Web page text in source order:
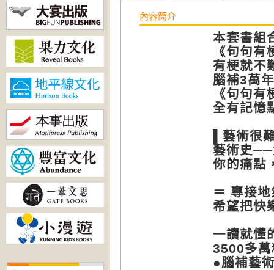
內容簡介
本套書組
《句句
有梗就不
腦補3萬
《句句
全有記憶
▌藝術很
藝術史──
你的痛點
＝ 專接
希望把快
一讀就懂
3500多萬
●腦補藝